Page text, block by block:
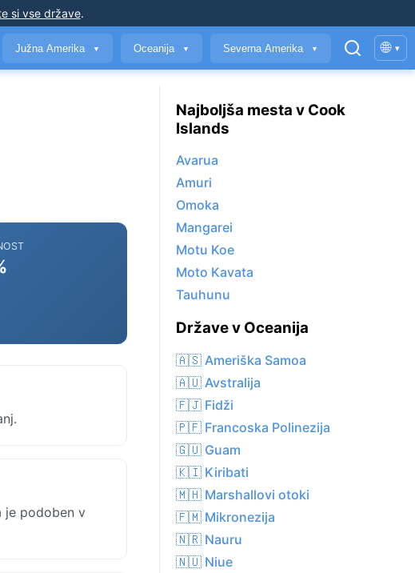
si vse države.
Južna Amerika ▼ Oceanija ▼ Severna Amerika ▼ 🌐 ▾
je podoben v
Najboljša mesta v Cook
Islands
Avarua
Amuri
Omoka
Mangarei
Motu Koe
Moto Kavata
Tauhunu
Države v Oceanija
🇦🇸 Ameriška Samoa
🇦🇺 Avstralija
🇫🇯 Fidži
🇵🇫 Francoska Polinezija
🇬🇺 Guam
🇰🇮 Kiribati
🇲🇭 Marshallovi otoki
🇫🇲 Mikronezija
🇳🇷 Nauru
🇳🇺 Niue